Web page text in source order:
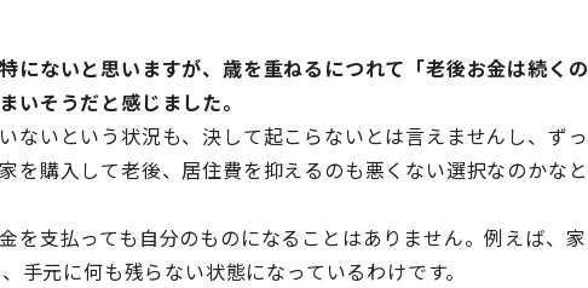
にないと思いますが、歳を重ねるにつれて「老後お金は続くの
いそうだと感じました。
ないという状況も、決して起こらないとは言えませんし、ずっ
を購入して老後、居住費を抑えるのも悪くない選択なのかなと
を支払っても自分のものになることはありません。例えば、家
手元に何も残らない状態になっているわけです。